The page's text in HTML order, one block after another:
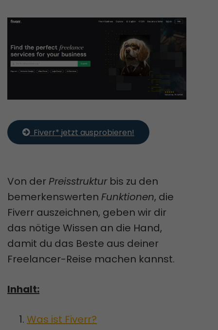
  Fiverr* jetzt ausprobieren!
Von derPreisstrukturbis zu den
bemerkenswerten Funktionen, die
Fiverr auszeichnen, geben wir dir
das nötige Wissen an die Hand,
damit du das Beste aus deiner
Freelancer-Reise machen kannst.
Inhalt:
Was ist Fiverr?